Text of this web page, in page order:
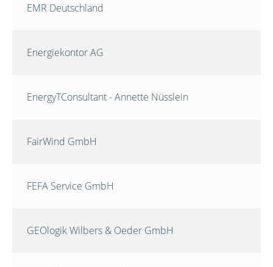
EMR Deutschland
Energiekontor AG
EnergyTConsultant - Annette Nüsslein
FairWind GmbH
FEFA Service GmbH
GEOlogik Wilbers & Oeder GmbH